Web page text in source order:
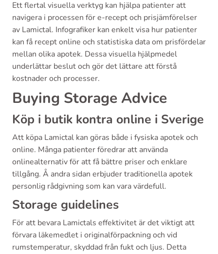
Ett flertal visuella verktyg kan hjälpa patienter att
navigera i processen för e-recept och prisjämförelser
av Lamictal. Infografiker kan enkelt visa hur patienter
kan få recept online och statistiska data om prisfördelar
mellan olika apotek. Dessa visuella hjälpmedel
underlättar beslut och gör det lättare att förstå
kostnader och processer.
Buying Storage Advice
Köp i butik kontra online i Sverige
Att köpa Lamictal kan göras både i fysiska apotek och
online. Många patienter föredrar att använda
onlinealternativ för att få bättre priser och enklare
tillgång. Å andra sidan erbjuder traditionella apotek
personlig rådgivning som kan vara värdefull.
Storage guidelines
För att bevara Lamictals effektivitet är det viktigt att
förvara läkemedlet i originalförpackning och vid
rumstemperatur, skyddad från fukt och ljus. Detta